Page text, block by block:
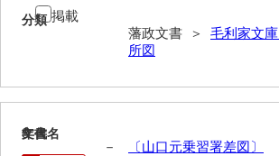
60高杉丹治編輯日記
62官武周旋始末
63馬関戦争一件
分類
藩政文書 ＞ 毛利家文庫
所図
掲載
8
文書名
〔山口元乗習署差図〕
年代
－